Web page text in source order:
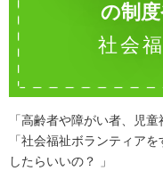
の制度
社会
「高齢者や障がい者、児
「社会福祉ボランティア
したらいいの？ 」